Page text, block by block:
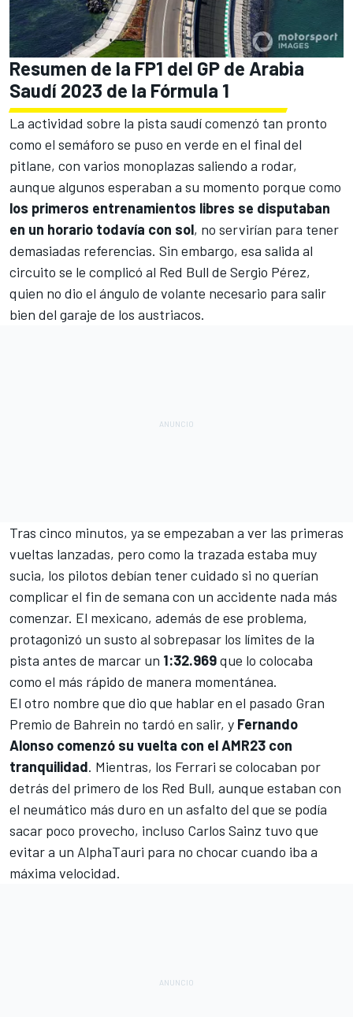
Resumen de la FP1 del GP de Arabia
Saudí 2023 de la Fórmula 1
La actividad sobre la pista saudí comenzó tan pronto
como el semáforo se puso en verde en el final del
pitlane, con varios monoplazas saliendo a rodar,
aunque algunos esperaban a su momento porque como
los primeros entrenamientos libres se disputaban
en un horario todavía con sol, no servirían para tener
demasiadas referencias. Sin embargo, esa salida al
circuito se le complicó al Red Bull de Sergio Pérez,
quien no dio el ángulo de volante necesario para salir
bien del garaje de los austriacos.
Tras cinco minutos, ya se empezaban a ver las primeras
vueltas lanzadas, pero como la trazada estaba muy
sucia, los pilotos debían tener cuidado si no querían
complicar el fin de semana con un accidente nada más
comenzar. El mexicano, además de ese problema,
protagonizó un susto al sobrepasar los límites de la
pista antes de marcar un 1:32.969que lo colocaba
como el más rápido de manera momentánea.
El otro nombre que dio que hablar en el pasado Gran
Premio de Bahrein no tardó en salir, y Fernando
Alonso comenzó su vuelta con el AMR23 con
tranquilidad. Mientras, los Ferrari se colocaban por
detrás del primero de los Red Bull, aunque estaban con
el neumático más duro en un asfalto del que se podía
sacar poco provecho, incluso Carlos Sainz tuvo que
evitar a un AlphaTauri para no chocar cuando iba a
máxima velocidad.